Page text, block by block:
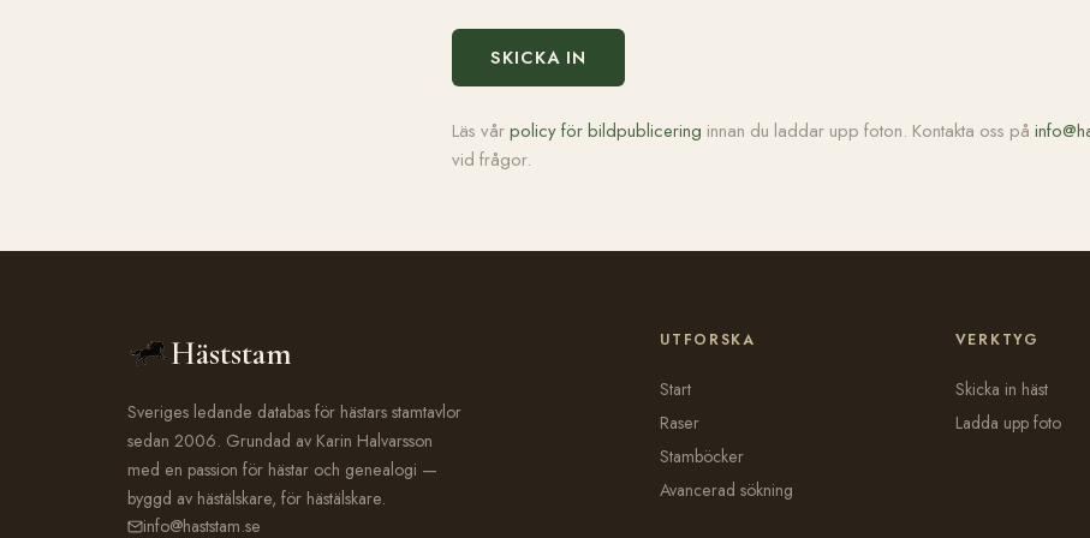
SKICKA IN
Läs vårpolicy för bildpublicering innan du laddar upp foton. Kontakta oss på
vid frågor.
Häststam
Sveriges ledande databas för hästars stamtavlor
sedan 2006. Grundad av Karin Halvarsson
med en passion för hästar och genealogi —
byggd av hästälskare, för hästälskare.
info@haststam.se
UTFORSKA
Start
Raser
Stamböcker
Avancerad sökning
VERKTYG
Skicka in häst
Ladda upp foto